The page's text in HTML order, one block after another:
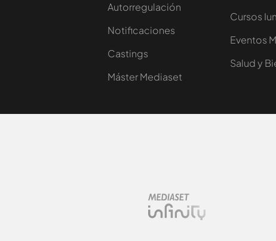
Autorregulación
Notificaciones
Castings
Máster Mediaset
Cursos
Eventos
Salud y